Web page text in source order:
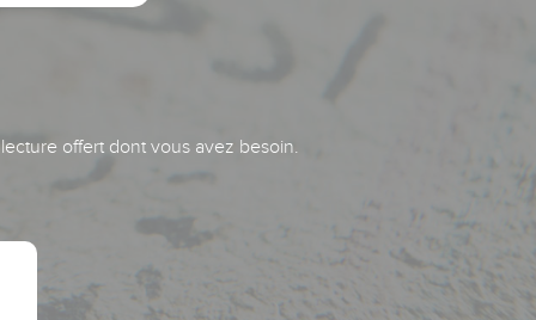
offert dont vous avez besoin.